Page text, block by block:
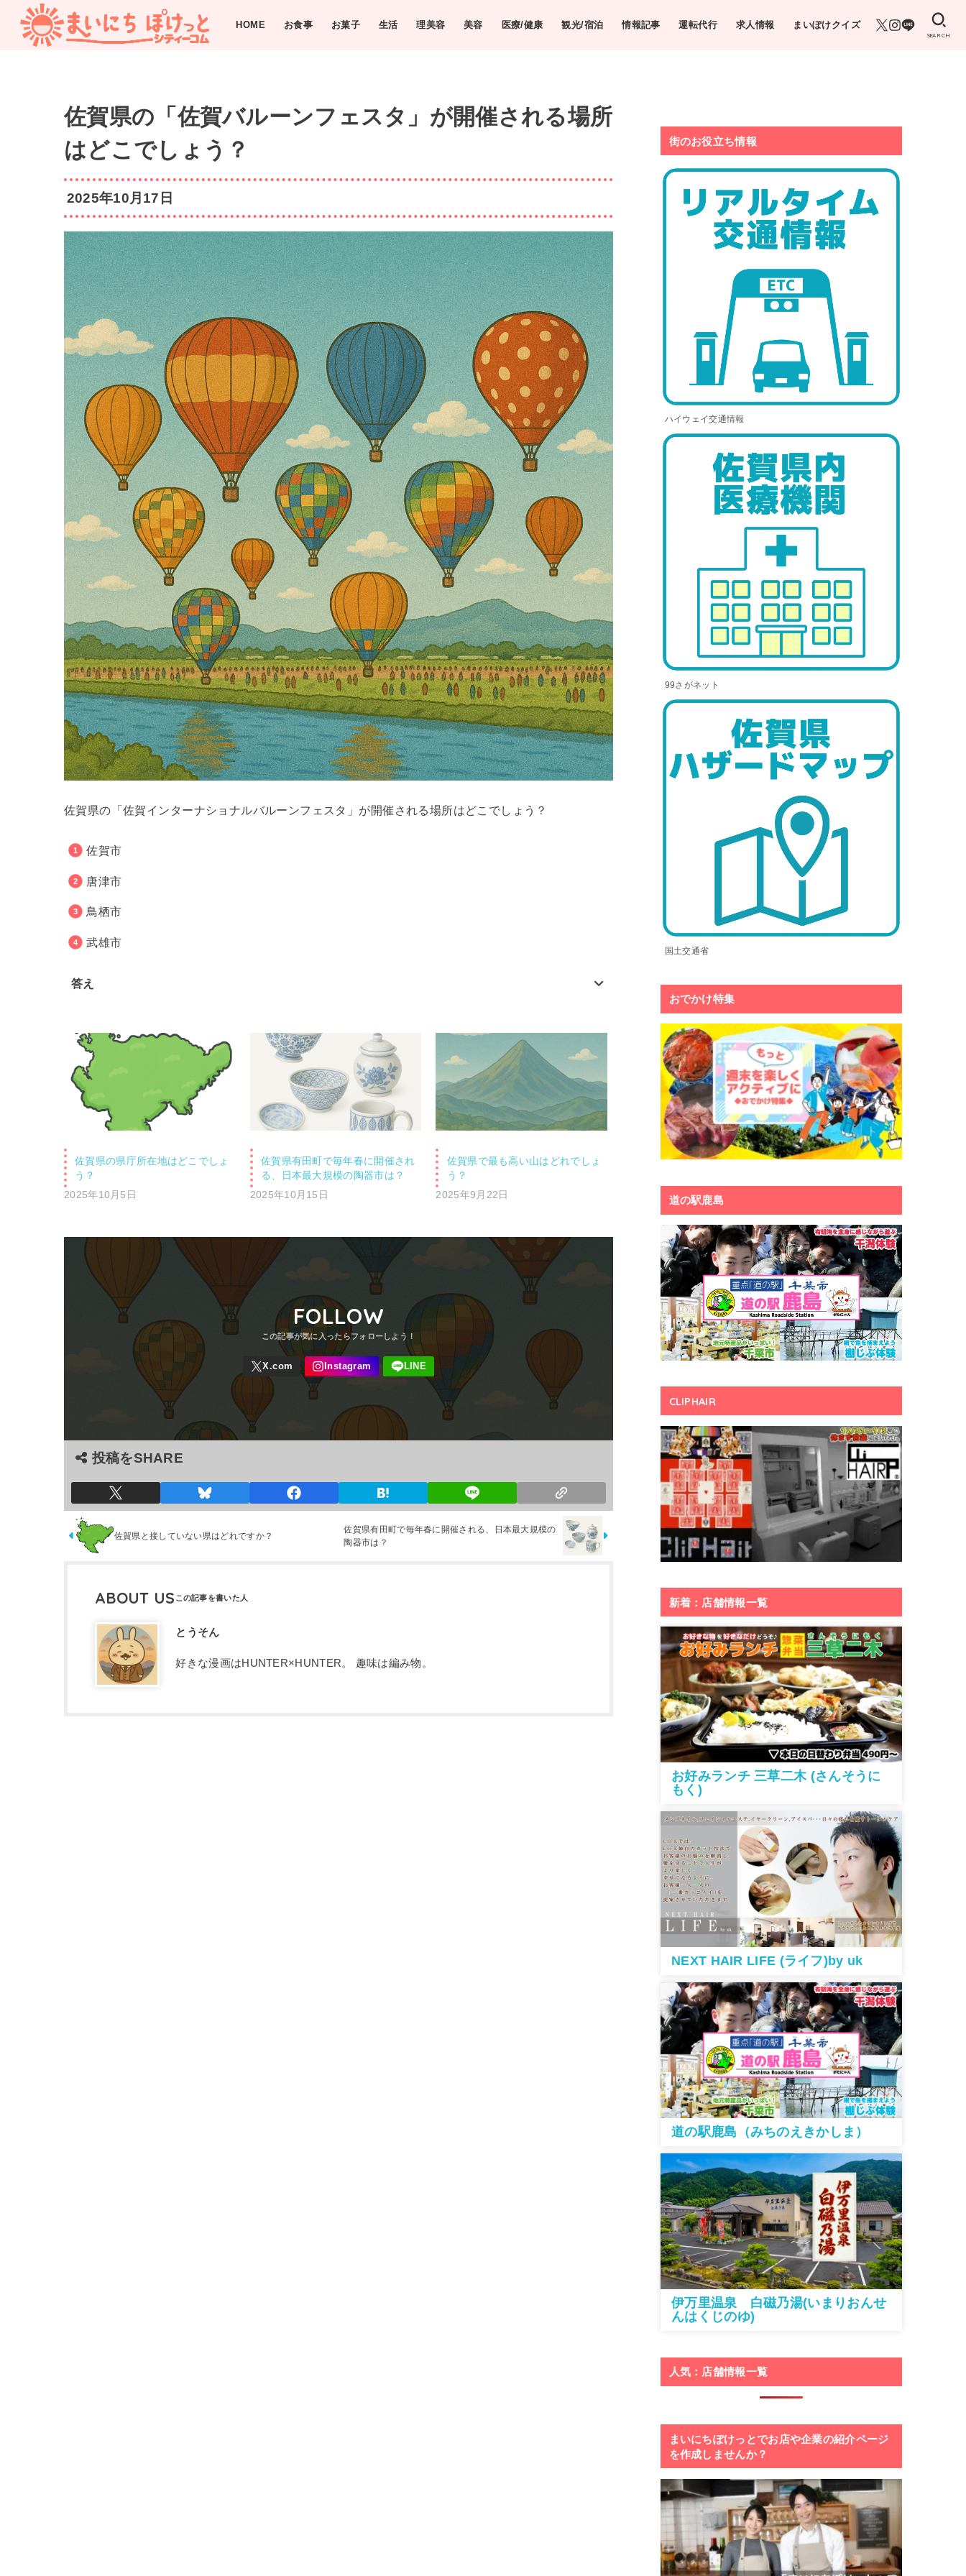
HOME お食事 お菓子 生活 理美容 美容 医療/健康 観光/宿泊 情報記事 運転代行 求人情報 まいぽけクイズ
SEARCH
佐賀県の「佐賀バルーンフェスタ」が開催される場所
はどこでしょう？
2025年10月17日
佐賀県の「佐賀インターナショナルバルーンフェスタ」が開催される場所はどこでしょう？
佐賀市
唐津市
鳥栖市
武雄市
答え
佐賀県の県庁所在地はどこでしょ
う？
2025年10月5日
佐賀県有田町で毎年春に開催され
る、日本最大規模の陶器市は？
2025年10月15日
佐賀県で最も高い山はどれでしょ
う？
2025年9月22日
FOLLOW
投稿をSHARE
佐賀県と接していない県はどれですか？
佐賀県有田町で毎年春に開催される、日本最大規模の
陶器市は？
ABOUT US
とうそん
好きな漫画はHUNTER×HUNTER。 趣味は編み物。
街のお役立ち情報
ハイウェイ交通情報
99さがネット
国土交通省
おでかけ特集
道の駅鹿島
CLIPHAIR
新着：店舗情報一覧
お好みランチ 三草二木 (さんそうに
もく)
NEXT HAIR LIFE (ライフ)by uk
道の駅鹿島（みちのえきかしま）
伊万里温泉 白磁乃湯(いまりおんせ
んはくじのゆ)
人気：店舗情報一覧
まいにちぽけっとでお店や企業の紹介ページ
を作成しませんか？